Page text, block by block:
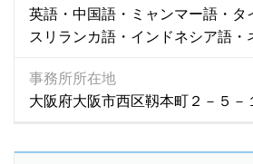
英語・中国語・ミャンマー語・タ
スリランカ語・インドネシア語・
事務所所在地
大阪府大阪市西区靱本町２－５－